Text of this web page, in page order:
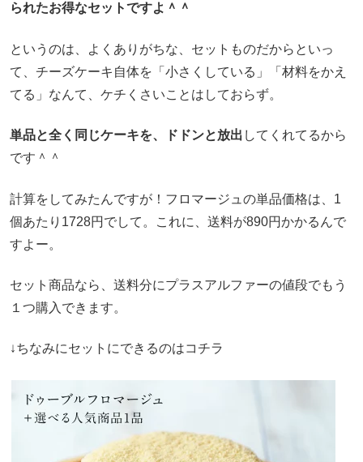
られたお得なセットですよ＾＾
というのは、よくありがちな、セットものだからといっ
て、チーズケーキ自体を「小さくしている」「材料をかえ
てる」なんて、ケチくさいことはしておらず。
単品と全く同じケーキを、ドドンと放出 してくれてるから
です＾＾
計算をしてみたんですが！フロマージュの単品価格は、1
個あたり1728円でして。これに、送料が890円かかるんで
すよー。
セット商品なら、送料分にプラスアルファーの値段でもう
１つ購入できます。
↓ちなみにセットにできるのはコチラ